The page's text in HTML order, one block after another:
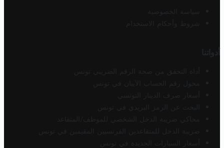
سياسة الخصوصية
شروط وأحكام الاستخدام
أدواتنا
أداة التحقق من صحة الرقم الضريبي تونس
محول رقم الحساب الآيبان في تونس
أسعار صرف الدينار التونسي
البحث عن الرمز البريدي في تونس
محاكي ضريبة الدخل الشخصي للموظف/المتقاعد
ضريبة الدخل للمتقاعدين الفرنسيين المقيمين في تونس
أسعار السيارات الجديدة في تونس